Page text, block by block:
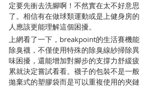
定要先衝去洗腳啊！不然實在太不好意思
了。相信有在做球類運動或是上健身房的
人應該更能理解這個困擾。
上網看了一下，breakpoint的生活賽機能
除臭襪，不僅使用特殊的除臭線紗掃除異
味困擾，還能增加對腳步的支撐力舒緩疲
累就決定嘗試看看。襪子的包裝不是一般
拋棄式的塑膠袋而是可以重複使用的夾鏈